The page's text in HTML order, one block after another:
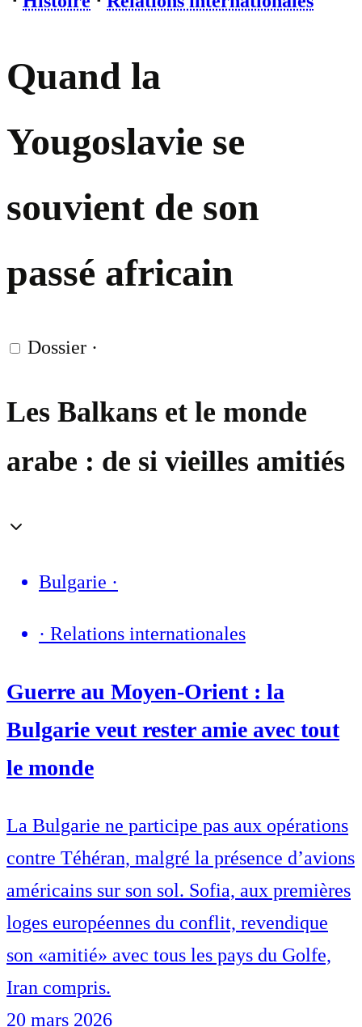
Quand la
Yougoslavie se
souvient de son
passé africain
Dossier ·
Les Balkans et le monde
arabe : de si vieilles amitiés
Bulgarie ·
· Relations internationales
Guerre au Moyen-Orient : la
Bulgarie veut rester amie avec tout
le monde
La Bulgarie ne participe pas aux opérations
contre Téhéran, malgré la présence d’avions
américains sur son sol. Sofia, aux premières
loges européennes du conflit, revendique
son «amitié» avec tous les pays du Golfe,
Iran compris.
20 mars 2026